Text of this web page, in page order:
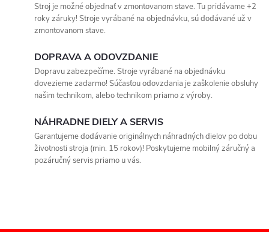
p
Stroj je možné objednať v zmontovanom stave. Tu pridávame +2
roky záruky! Stroje vyrábané na objednávku, sú dodávané už v
zmontovanom stave.
DOPRAVA A ODOVZDANIE
Dopravu zabezpečíme. Stroje vyrábané na objednávku
dovezieme zadarmo! Súčasťou odovzdania je zaškolenie obsluhy
našim technikom, alebo technikom priamo z výroby.
NÁHRADNE DIELY A SERVIS
Garantujeme dodávanie originálnych náhradných dielov po dobu
životnosti stroja (min. 15 rokov)! Poskytujeme mobilný záručný a
pozáručný servis priamo u vás.